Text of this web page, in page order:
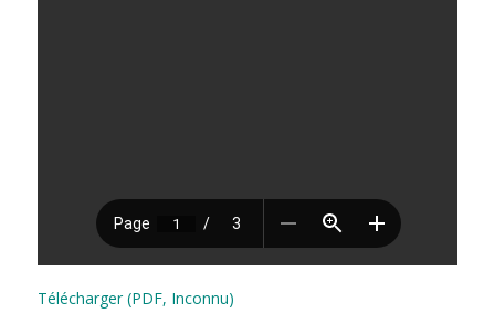
Télécharger (PDF, Inconnu)